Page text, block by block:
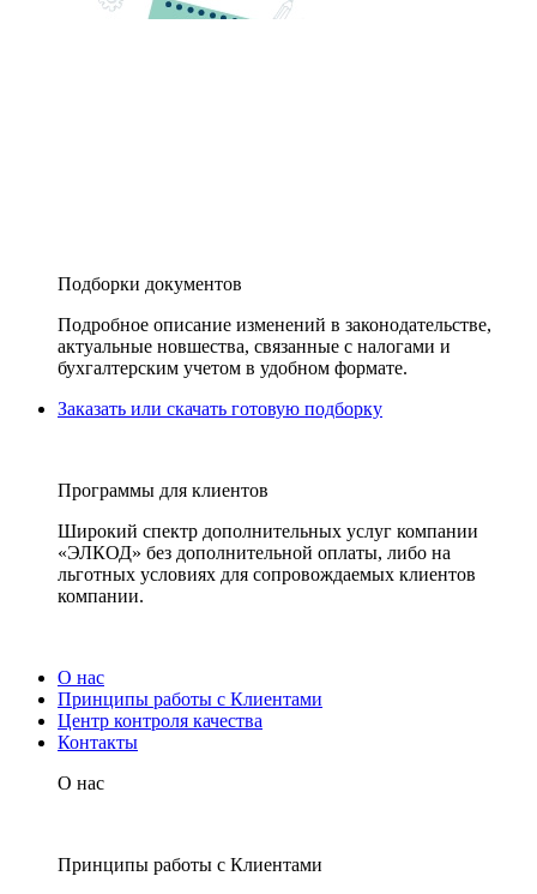
Подборки документов
Подробное описание изменений в законодательстве,
актуальные новшества, связанные с налогами и
бухгалтерским учетом в удобном формате.
Заказать или скачать готовую подборку
Программы для клиентов
Широкий спектр дополнительных услуг компании
«ЭЛКОД» без дополнительной оплаты, либо на
льготных условиях для сопровождаемых клиентов
компании.
О нас
Принципы работы с Клиентами
Центр контроля качества
Контакты
О нас
Принципы работы с Клиентами